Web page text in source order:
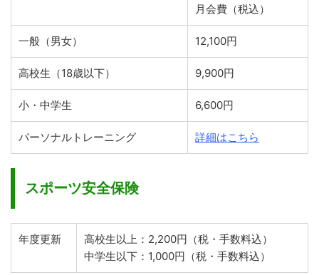
月会費（税込）
一般（男女） 12,100円
高校生（18歳以下） 9,900円
小・中学生 6,600円
パーソナルトレーニング 詳細はこちら
スポーツ安全保険
年度更新
高校生以上：2,200円（税・手数料込）
中学生以下：1,000円（税・手数料込）